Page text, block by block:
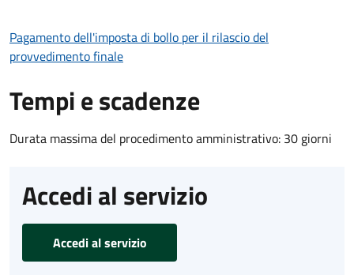
Pagamento dell'imposta di bollo per il rilascio del
provvedimento finale
Tempi e scadenze
Durata massima del procedimento amministrativo: 30 giorni
Accedi al servizio
Accedi al servizio